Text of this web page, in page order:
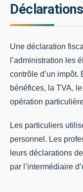
Une déclaration
l’administration les
contrôle d’un impôt.
bénéfices, la TVA,
opération
Les particuliers
personnel. Les
leurs déclarations
par l’intermédiaire